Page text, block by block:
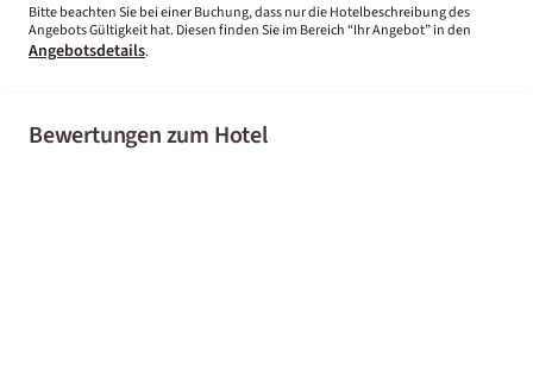
Bitte beachten Sie bei einer Buchung, dass nur die Hotelbeschreibung des
Angebots Gültigkeit hat. Diesen finden Sie im Bereich “Ihr Angebot” in den
Angebotsdetails.
Bewertungen zum Hotel